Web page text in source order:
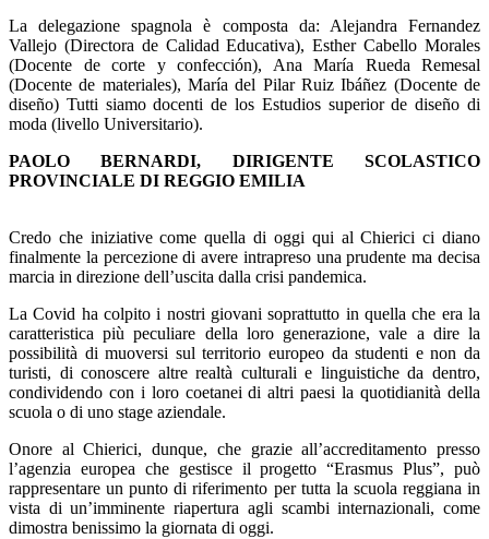
La delegazione spagnola è composta da: Alejandra Fernandez
Vallejo (Directora de Calidad Educativa), Esther Cabello Morales
(Docente de corte y confección), Ana María Rueda Remesal
(Docente de materiales), María del Pilar Ruiz Ibáñez (Docente de
diseño) Tutti siamo docenti de los Estudios superior de diseño di
moda (livello Universitario).
PAOLO BERNARDI, DIRIGENTE SCOLASTICO
PROVINCIALE DI REGGIO EMILIA
Credo che iniziative come quella di oggi qui al Chierici ci diano
finalmente la percezione di avere intrapreso una prudente ma decisa
marcia in direzione dell’uscita dalla crisi pandemica.
La Covid ha colpito i nostri giovani soprattutto in quella che era la
caratteristica più peculiare della loro generazione, vale a dire la
possibilità di muoversi sul territorio europeo da studenti e non da
turisti, di conoscere altre realtà culturali e linguistiche da dentro,
condividendo con i loro coetanei di altri paesi la quotidianità della
scuola o di uno stage aziendale.
Onore al Chierici, dunque, che grazie all’accreditamento presso
l’agenzia europea che gestisce il progetto “Erasmus Plus”, può
rappresentare un punto di riferimento per tutta la scuola reggiana in
vista di un’imminente riapertura agli scambi internazionali, come
dimostra benissimo la giornata di oggi.